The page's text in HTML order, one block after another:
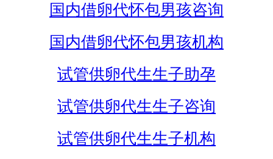
国内借卵代怀包男孩咨询
国内借卵代怀包男孩机构
试管供卵代生生子助孕
试管供卵代生生子咨询
试管供卵代生生子机构